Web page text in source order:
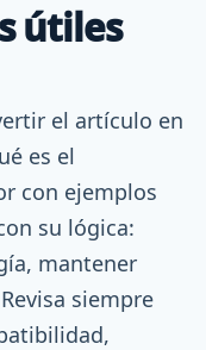
útiles
el artículo en
es el
con ejemplos
su lógica:
mantener
siempre